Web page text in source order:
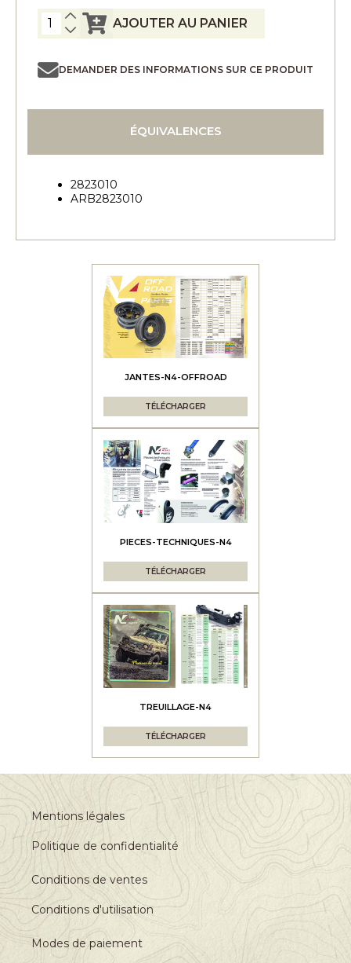
AJOUTER AU PANIER
DEMANDER DES INFORMATIONS SUR CE PRODUIT
ÉQUIVALENCES
2823010
ARB2823010
JANTES-N4-OFFROAD
TÉLÉCHARGER
PIECES-TECHNIQUES-N4
TÉLÉCHARGER
TREUILLAGE-N4
TÉLÉCHARGER
Mentions légales
Politique de confidentialité
Conditions de ventes
Conditions d'utilisation
Modes de paiement